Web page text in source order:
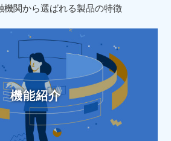
機関から選ばれる製品の特徴
機能紹介